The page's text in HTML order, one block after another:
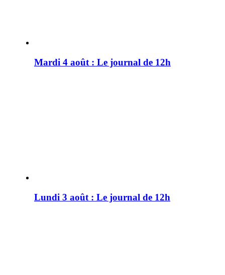
Mardi 4 août : Le journal de 12h
Lundi 3 août : Le journal de 12h